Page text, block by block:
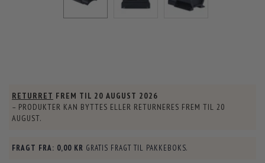
RETURRET FREM TIL 20 AUGUST 2026
– PRODUKTER KAN BYTTES ELLER RETURNERES FREM TIL 20
AUGUST.
FRAGT FRA: 0,00 KR GRATIS FRAGT TIL PAKKEBOKS.